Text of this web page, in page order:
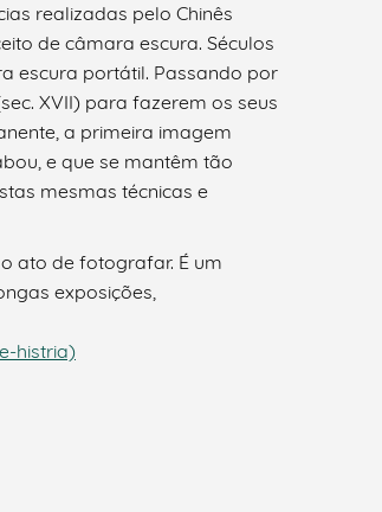
realizadas pelo Chinês
de câmara escura. Séculos
escura portátil. Passando por
XVII) para fazerem os seus
a primeira imagem
e que se mantêm tão
mesmas técnicas e
ato de fotografar. É um
exposições,
histria)